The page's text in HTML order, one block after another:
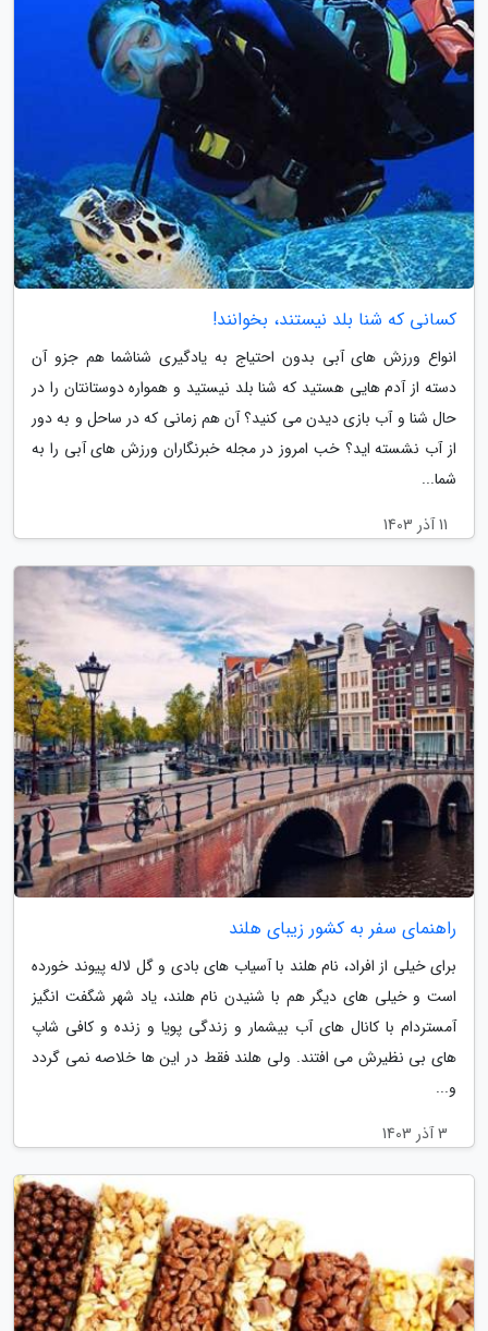
کسانی که شنا بلد نیستند، بخوانند!
انواع ورزش های آبی بدون احتیاج به یادگیری شناشما هم جزو آن
دسته از آدم هایی هستید که شنا بلد نیستید و همواره دوستانتان را در
حال شنا و آب بازی دیدن می کنید؟ آن هم زمانی که در ساحل و به دور
از آب نشسته اید؟ خب امروز در مجله خبرنگاران ورزش های آبی را به
شما...
11 آذر 1403
راهنمای سفر به کشور زیبای هلند
برای خیلی از افراد، نام هلند با آسیاب های بادی و گل لاله پیوند خورده
است و خیلی های دیگر هم با شنیدن نام هلند، یاد شهر شگفت انگیز
آمستردام با کانال های آب بیشمار و زندگی پویا و زنده و کافی شاپ
های بی نظیرش می افتند. ولی هلند فقط در این ها خلاصه نمی گردد
و...
3 آذر 1403